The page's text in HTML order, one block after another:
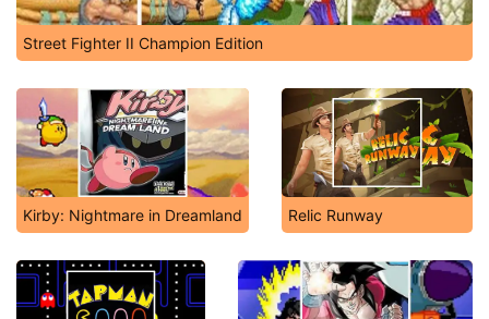
Street Fighter II Champion Edition
Kirby: Nightmare in Dreamland Relic Runway